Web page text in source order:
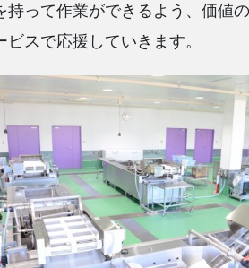
持って作業ができるよう、価値
ビスで応援していきます。